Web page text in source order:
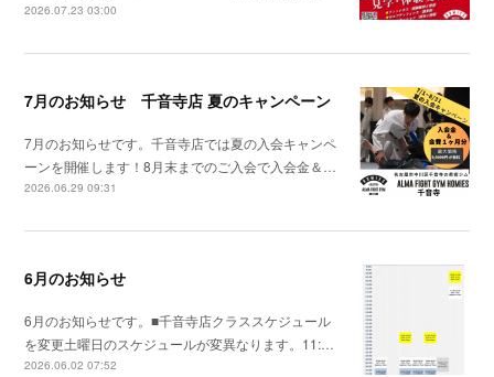
2026.07.23 03:00
7月のお知らせ 千音寺店 夏のキャンペーン
7月のお知らせです。千音寺店では夏の入会キャンペ
ーンを開催します！8月末までのご入会で入会金＆…
2026.06.29 09:31
6月のお知らせ
6月のお知らせです。■千音寺店クラススケジュール
を変更土曜日のスケジュールが変異なります。11:…
2026.06.02 07:52